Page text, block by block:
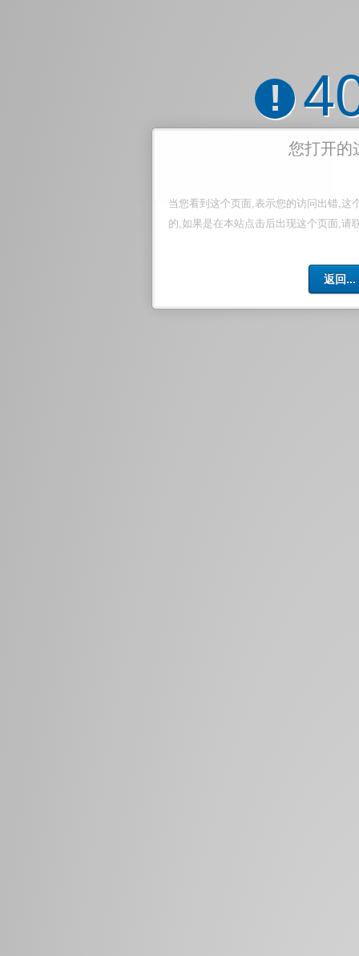
!
您打开的
当您看到这个页面,表示您的访问出错,这
的,如果是在本站点击后出现这个页面,请
返回...